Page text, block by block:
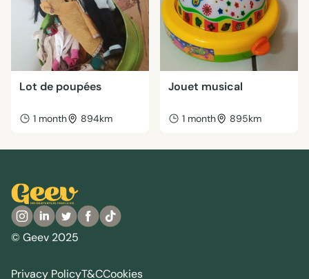
Lot de poupées
1 month 894km
Jouet musical
1 month 895km
© Geev 2025
Privacy PolicyT&CCookies